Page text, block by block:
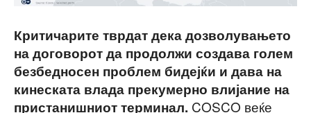
Критичарите тврдат дека дозволувањето
на договорот да продолжи создава голем
безбедносен проблем бидејќи и дава на
кинеската влада прекумерно влијание на
пристанишниот терминал. COSCO веќе